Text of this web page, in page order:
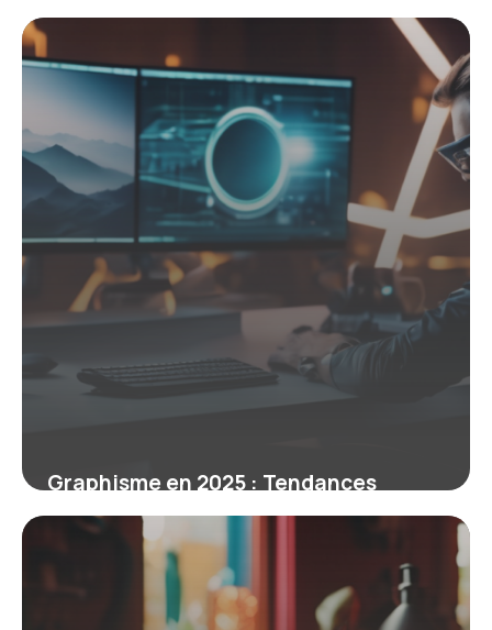
23 mars 2026
Graphisme en 2025 : Tendances
innovantes et intégration IA
19 mars 2026